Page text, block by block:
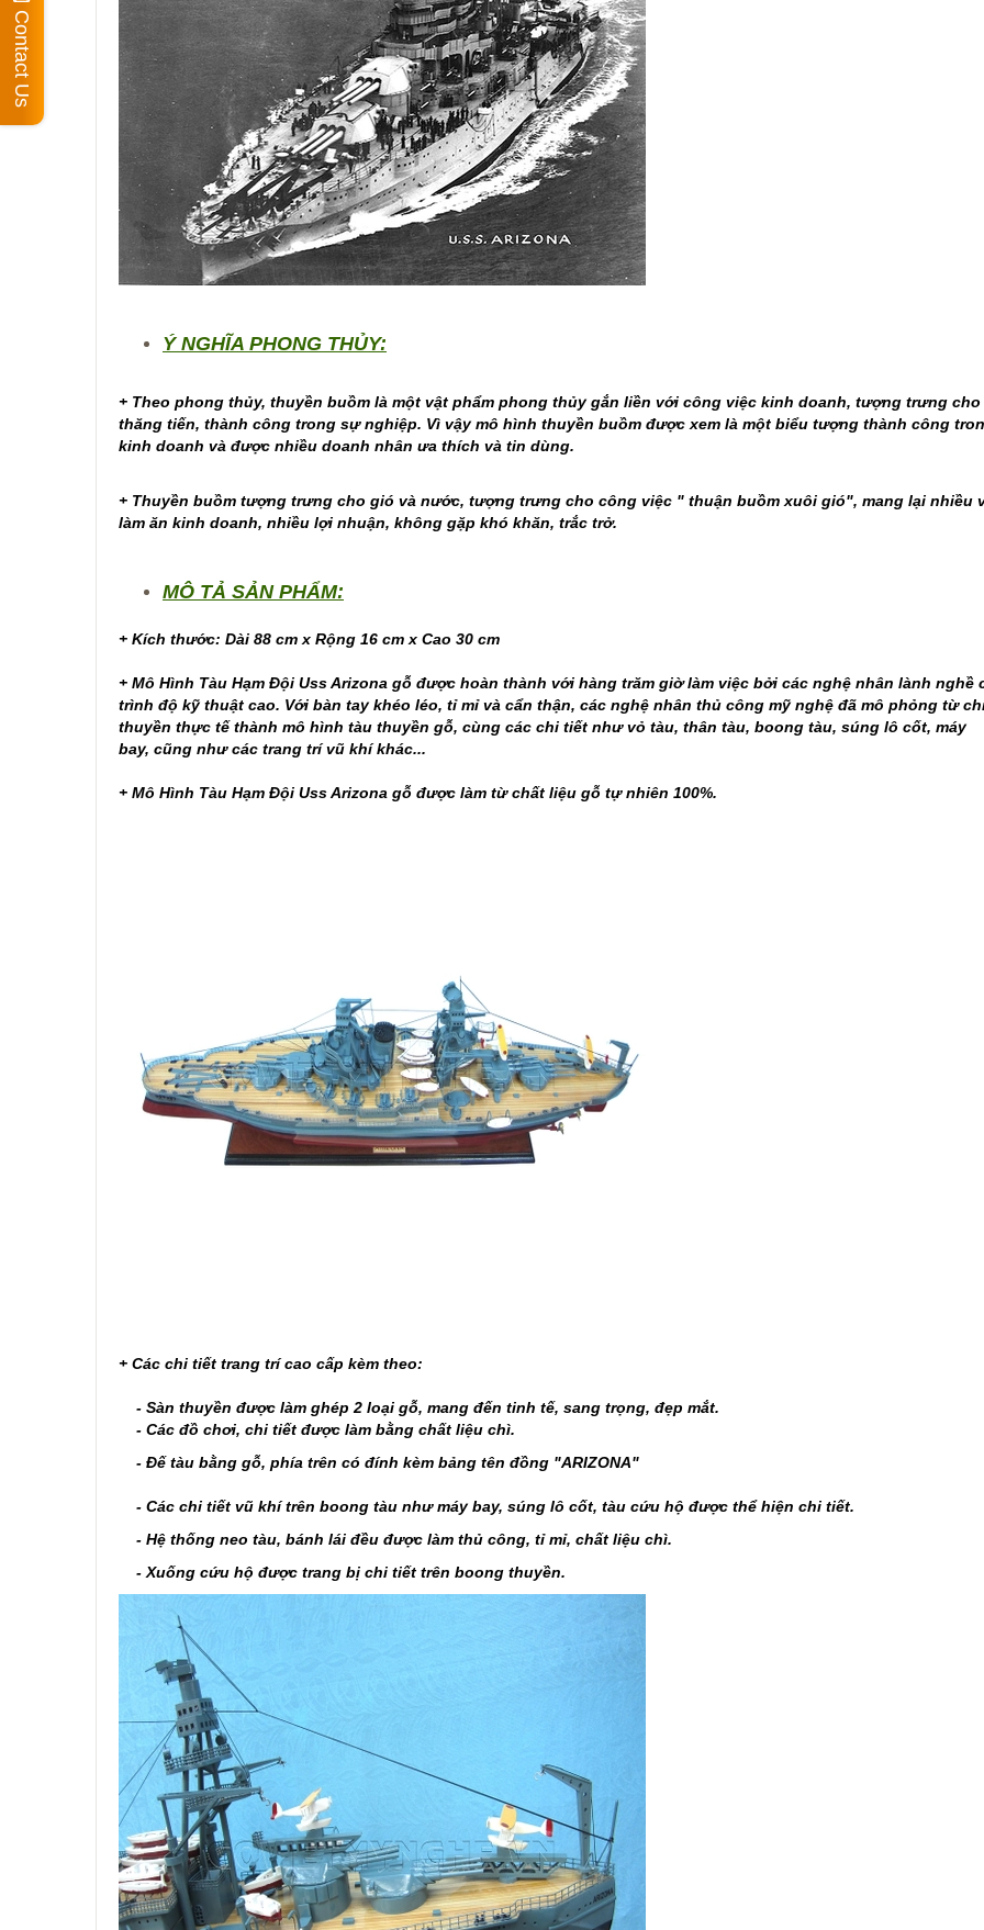
Ý NGHĨA PHONG THỦY:
+ Theo phong thủy, thuyền buồm là một vật phẩm phong thủy gắn liền với công việc kinh doanh, tượng trưng
thăng tiến, thành công trong sự nghiệp. Vì vậy mô hình thuyền buồm được xem là một biểu tượng thành công
kinh doanh và được nhiều doanh nhân ưa thích và tin dùng.
+ Thuyền buồm tượng trưng cho gió và nước, tượng trưng cho công việc " thuận buồm xuôi gió", mang lại nhiều
làm ăn kinh doanh, nhiều lợi nhuận, không gặp khó khăn, trắc trở.
MÔ TẢ SẢN PHẨM:
+ Kích thước: Dài 88 cm x Rộng 16 cm x Cao 30 cm
+ Mô Hình Tàu Hạm Đội Uss Arizona gỗ được hoàn thành với hàng trăm giờ làm việc bởi các nghệ nhân lành nghề
trình độ kỹ thuật cao. Với bàn tay khéo léo, tỉ mỉ và cẩn thận, các nghệ nhân thủ công mỹ nghệ đã mô phỏng từ
thuyền thực tế thành mô hình tàu thuyền gỗ, cùng các chi tiết như vỏ tàu, thân tàu, boong tàu, súng lô cốt, máy
bay, cũng như các trang trí vũ khí khác...
+ Mô Hình Tàu Hạm Đội Uss Arizona gỗ được làm từ chất liệu gỗ tự nhiên 100%.
+ Các chi tiết trang trí cao cấp kèm theo:
- Sàn thuyền được làm ghép 2 loại gỗ, mang đến tinh tế, sang trọng, đẹp mắt.
- Các đồ chơi, chi tiết được làm bằng chất liệu chì.
- Đế tàu bằng gỗ, phía trên có đính kèm bảng tên đồng "ARIZONA"
- Các chi tiết vũ khí trên boong tàu như máy bay, súng lô cốt, tàu cứu hộ được thể hiện chi tiết.
- Hệ thống neo tàu, bánh lái đều được làm thủ công, tỉ mỉ, chất liệu chì.
- Xuống cứu hộ được trang bị chi tiết trên boong thuyền.
Contact Us